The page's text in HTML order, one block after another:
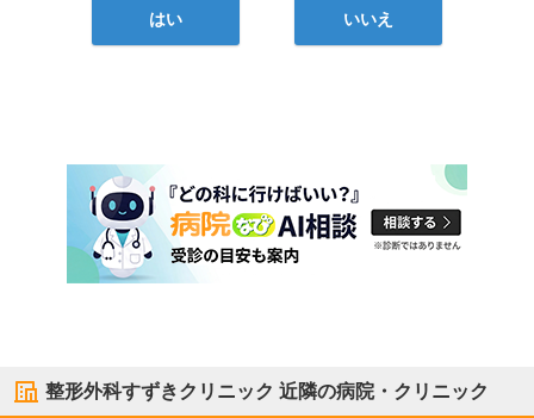
はい いいえ
整形外科すずきクリニック 近隣の病院・クリニック